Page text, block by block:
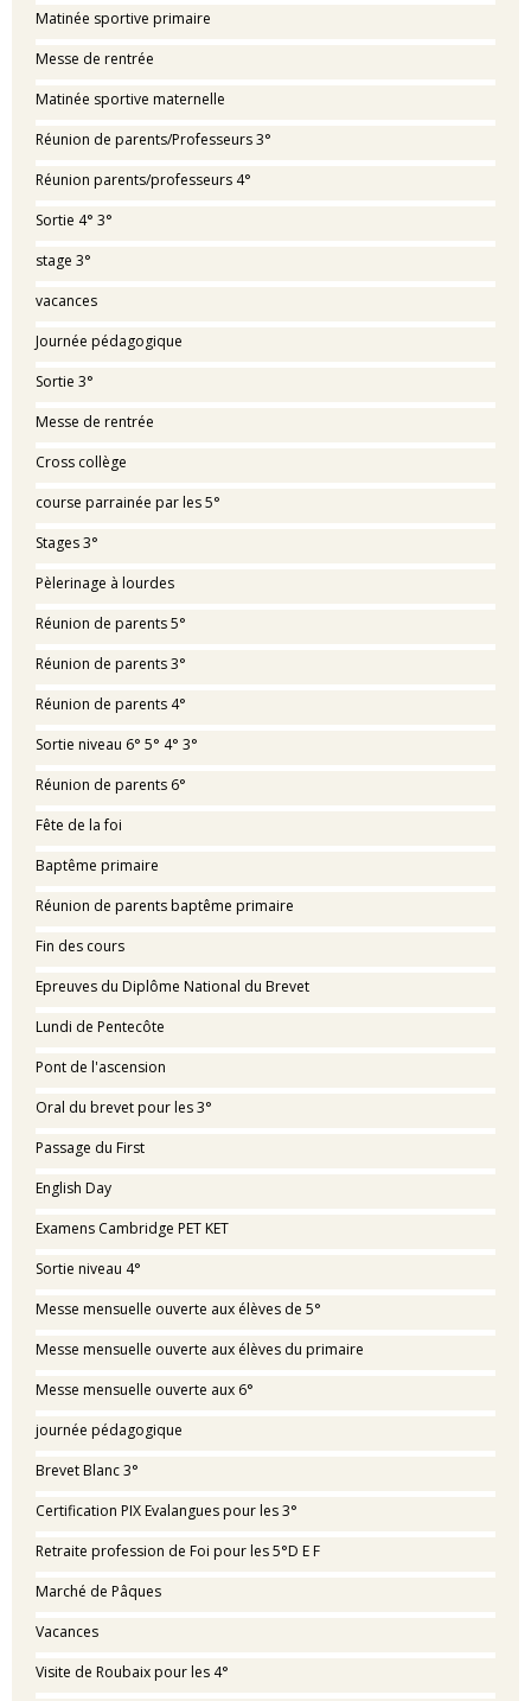
Matinée sportive primaire
Messe de rentrée
Matinée sportive maternelle
Réunion de parents/Professeurs 3°
Réunion parents/professeurs 4°
Sortie 4° 3°
stage 3°
vacances
Journée pédagogique
Sortie 3°
Messe de rentrée
Cross collège
course parrainée par les 5°
Stages 3°
Pèlerinage à lourdes
Réunion de parents 5°
Réunion de parents 3°
Réunion de parents 4°
Sortie niveau 6° 5° 4° 3°
Réunion de parents 6°
Fête de la foi
Baptême primaire
Réunion de parents baptême primaire
Fin des cours
Epreuves du Diplôme National du Brevet
Lundi de Pentecôte
Pont de l'ascension
Oral du brevet pour les 3°
Passage du First
English Day
Examens Cambridge PET KET
Sortie niveau 4°
Messe mensuelle ouverte aux élèves de 5°
Messe mensuelle ouverte aux élèves du primaire
Messe mensuelle ouverte aux 6°
journée pédagogique
Brevet Blanc 3°
Certification PIX Evalangues pour les 3°
Retraite profession de Foi pour les 5°D E F
Marché de Pâques
Vacances
Visite de Roubaix pour les 4°